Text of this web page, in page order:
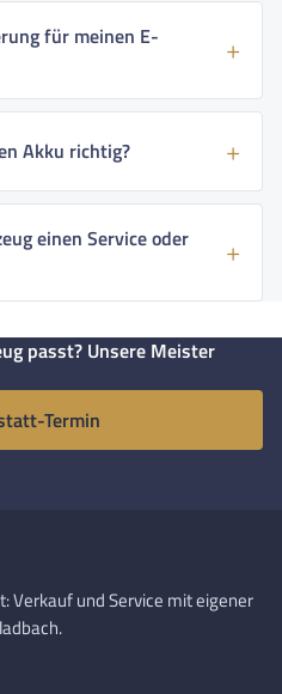
für meinen E-
Akku richtig?
einen Service oder
passt? Unsere Meister
Termin
Verkauf und Service mit eigener